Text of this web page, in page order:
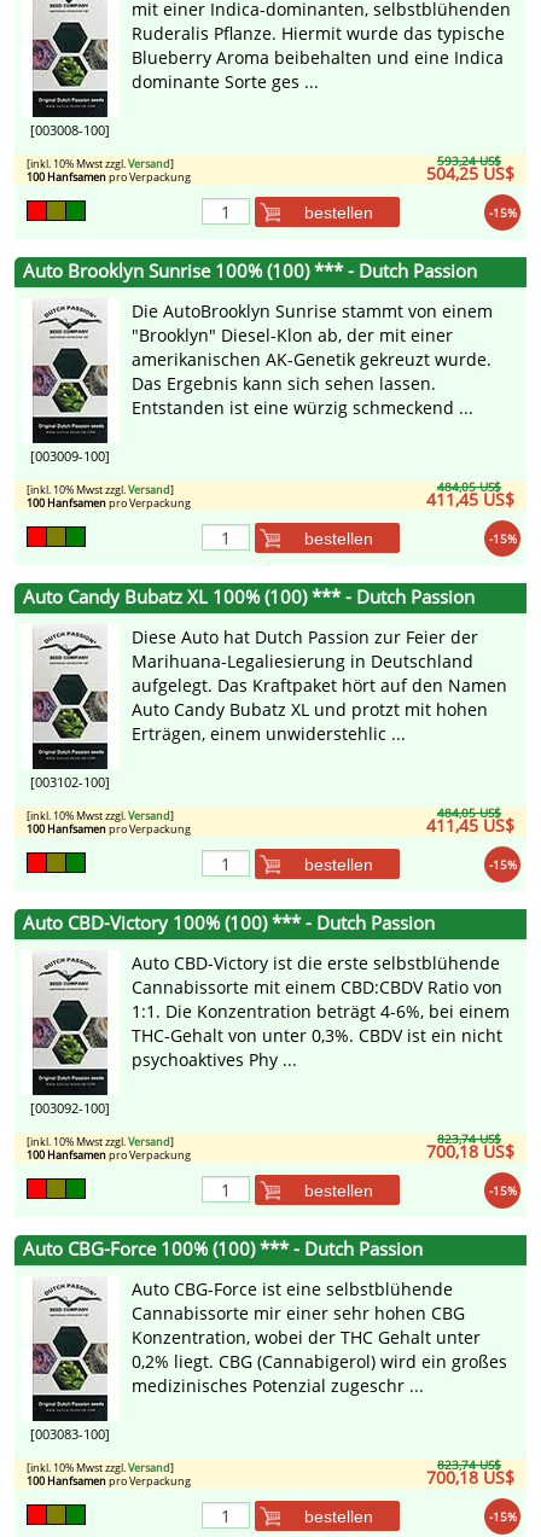
[003008-100]
mit einer Indica-dominanten, selbstblühenden
Ruderalis Pflanze. Hiermit wurde das typische
Blueberry Aroma beibehalten und eine Indica
dominante Sorte ges ...
593,24 US$
504,25 US$
[inkl. 10% Mwst zzgl.Versand]
100 Hanfsamenpro Verpackung
-15%
bestellen
Auto Brooklyn Sunrise 100% (100) *** - Dutch Passion
[003009-100]
Die AutoBrooklyn Sunrise stammt von einem
"Brooklyn" Diesel-Klon ab, der mit einer
amerikanischen AK-Genetik gekreuzt wurde.
Das Ergebnis kann sich sehen lassen.
Entstanden ist eine würzig schmeckend ...
484,05 US$
411,45 US$
[inkl. 10% Mwst zzgl.Versand]
100 Hanfsamenpro Verpackung
-15%
bestellen
Auto Candy Bubatz XL 100% (100) *** - Dutch Passion
[003102-100]
Diese Auto hat Dutch Passion zur Feier der
Marihuana-Legaliesierung in Deutschland
aufgelegt. Das Kraftpaket hört auf den Namen
Auto Candy Bubatz XL und protzt mit hohen
Erträgen, einem unwiderstehlic ...
484,05 US$
411,45 US$
[inkl. 10% Mwst zzgl.Versand]
100 Hanfsamenpro Verpackung
-15%
bestellen
Auto CBD-Victory 100% (100) *** - Dutch Passion
[003092-100]
Auto CBD-Victory ist die erste selbstblühende
Cannabissorte mit einem CBD:CBDV Ratio von
1:1. Die Konzentration beträgt 4-6%, bei einem
THC-Gehalt von unter 0,3%. CBDV ist ein nicht
psychoaktives Phy ...
823,74 US$
700,18 US$
[inkl. 10% Mwst zzgl.Versand]
100 Hanfsamenpro Verpackung
-15%
bestellen
Auto CBG-Force 100% (100) *** - Dutch Passion
[003083-100]
Auto CBG-Force ist eine selbstblühende
Cannabissorte mir einer sehr hohen CBG
Konzentration, wobei der THC Gehalt unter
0,2% liegt. CBG (Cannabigerol) wird ein großes
medizinisches Potenzial zugeschr ...
823,74 US$
700,18 US$
[inkl. 10% Mwst zzgl.Versand]
100 Hanfsamenpro Verpackung
-15%
bestellen